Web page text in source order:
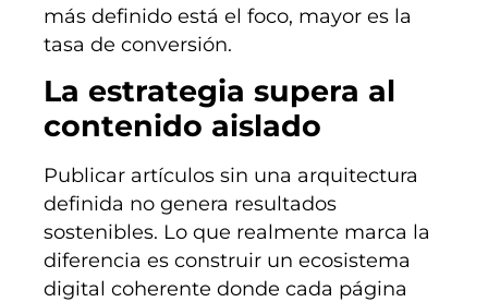
más definido está el foco, mayor es la
tasa de conversión.
La estrategia supera al
contenido aislado
Publicar artículos sin una arquitectura
definida no genera resultados
sostenibles. Lo que realmente marca la
diferencia es construir un ecosistema
digital coherente donde cada página